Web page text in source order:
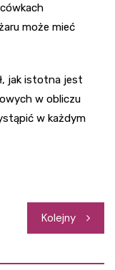
może mieć
jak istotna jest
w obliczu
w każdym
Kolejny